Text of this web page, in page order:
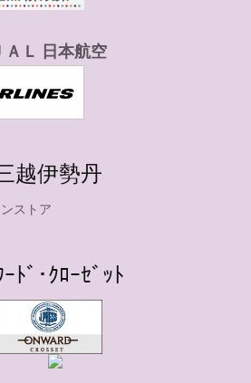
ＡＬ 日本航空
越伊勢丹
ﾄﾞ･ｸﾛｰｾﾞｯﾄ